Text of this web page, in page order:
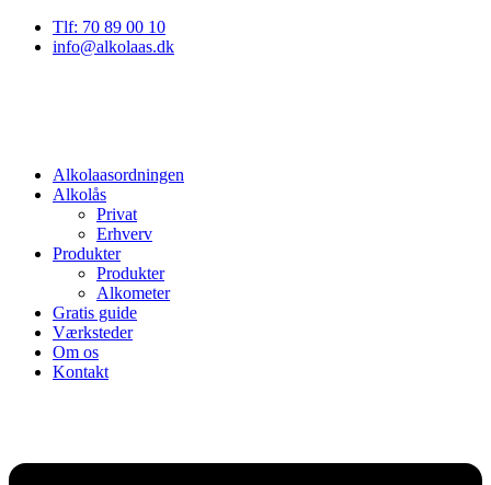
Tlf: 70 89 00 10
info@alkolaas.dk
Alkolaasordningen
Alkolås
Privat
Erhverv
Produkter
Produkter
Alkometer
Gratis guide
Værksteder
Om os
Kontakt